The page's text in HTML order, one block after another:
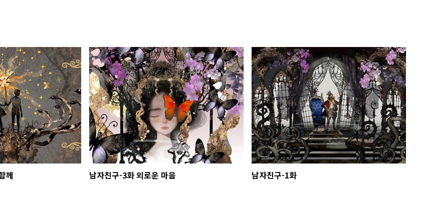
께 남자친구-3화 외로운 마음 남자친구-1화